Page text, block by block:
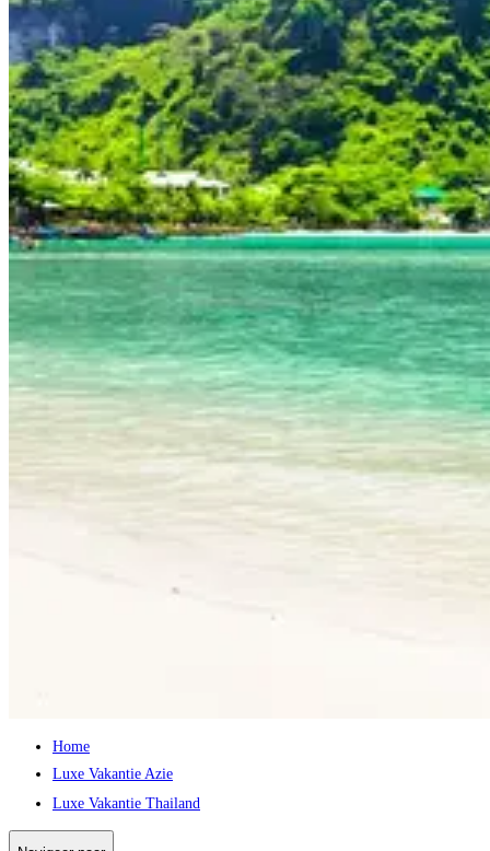
Home
Luxe Vakantie Azie
Luxe Vakantie Thailand